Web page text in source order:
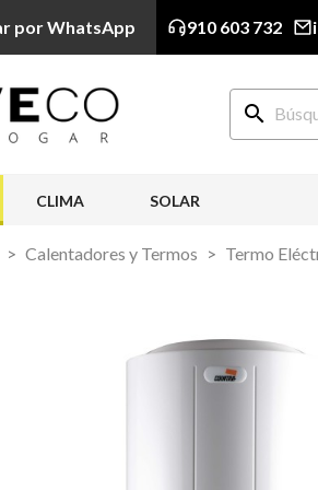
por WhatsApp 910 603 732
search
CLIMA SOLAR
Calentadores y Termos Termo